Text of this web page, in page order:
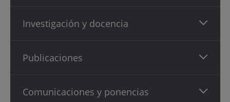
Investigación y docencia
Publicaciones
Comunicaciones y ponencias